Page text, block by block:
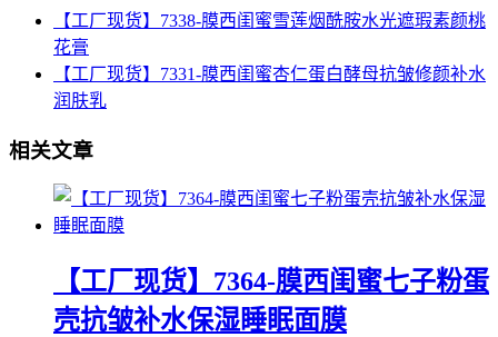
【工厂现货】7338-膜西闺蜜雪莲烟酰胺水光遮瑕素颜桃
花膏
【工厂现货】7331-膜西闺蜜杏仁蛋白酵母抗皱修颜补水
润肤乳
相关文章
【工厂现货】7364-膜西闺蜜七子粉蛋
壳抗皱补水保湿睡眠面膜